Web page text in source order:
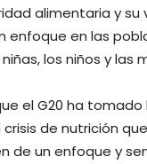
alimentaria y su
enfoque en las
los niños y las
el G20 ha
de nutrición
de un enfoque y